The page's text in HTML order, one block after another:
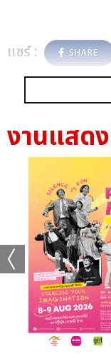
แชร์ : SHARE
งานแสดง